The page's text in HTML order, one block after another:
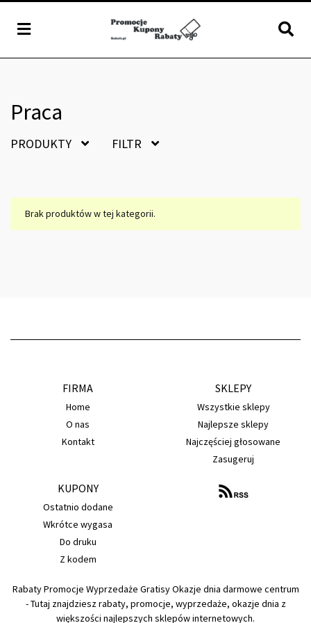
Praca
PRODUKTY FILTR
Brak produktów w tej kategorii.
FIRMA
Home
O nas
Kontakt
SKLEPY
Wszystkie sklepy
Najlepsze sklepy
Najczęściej głosowane
Zasugeruj
KUPONY
Ostatnio dodane
Wkrótce wygasa
Do druku
Z kodem
Rabaty Promocje Wyprzedaże Gratisy Okazje dnia darmowe centrum
- Tutaj znajdziesz rabaty, promocje, wyprzedaże, okazje dnia z
większości najlepszych sklepów internetowych.